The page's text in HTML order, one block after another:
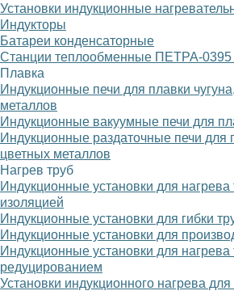
Установки индукционные
Индукторы
Батареи конденсаторные
Станции теплообменные ПЕТРА-
Плавка
Индукционные печи для плавки
металлов
Индукционные вакуумные печи для
Индукционные раздаточные печи для
цветных металлов
Нагрев труб
Индукционные установки для нагрева
изоляцией
Индукционные установки для гибки
Индукционные установки для
Индукционные установки для нагрева
редуцированием
Установки индукционного нагрева